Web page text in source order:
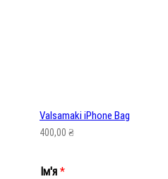
Valsamaki iPhone Bag
400,00 ₴
Ім'я *